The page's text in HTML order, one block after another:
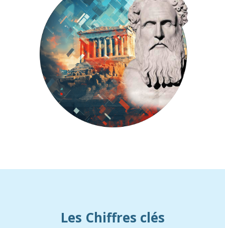
Les Chiffres clés